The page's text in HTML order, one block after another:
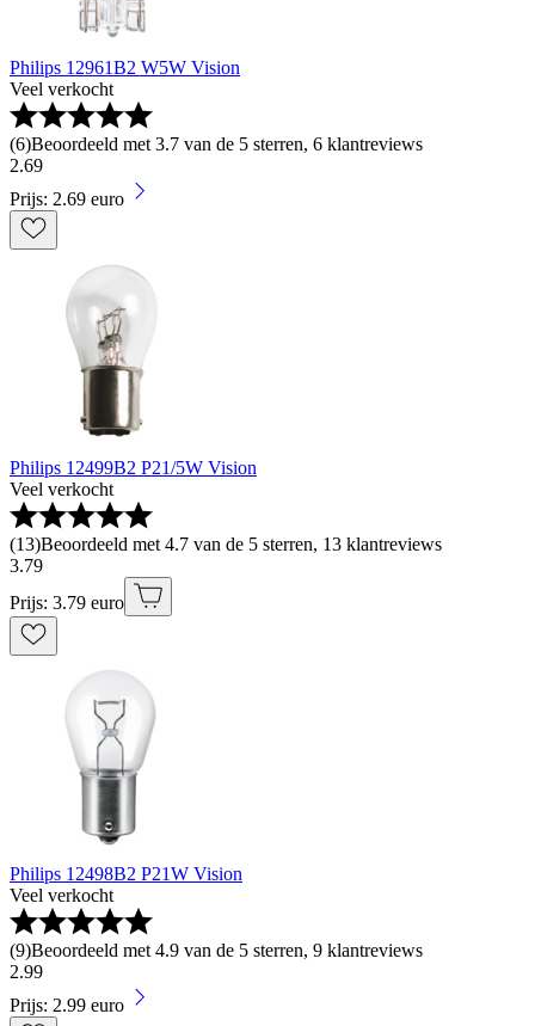
Philips 12961B2 W5W Vision
Veel verkocht
(6)Beoordeeld met 3.7 van de 5 sterren, 6 klantreviews
2.69
Prijs: 2.69 euro
Philips 12499B2 P21/5W Vision
Veel verkocht
(13)Beoordeeld met 4.7 van de 5 sterren, 13 klantreviews
3.79
Prijs: 3.79 euro
Philips 12498B2 P21W Vision
Veel verkocht
(9)Beoordeeld met 4.9 van de 5 sterren, 9 klantreviews
2.99
Prijs: 2.99 euro